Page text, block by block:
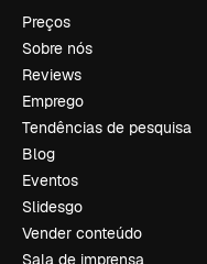
Preços
Sobre nós
Reviews
Emprego
Tendências de pesquisa
Blog
Eventos
Slidesgo
Vender conteúdo
Sala de imprensa